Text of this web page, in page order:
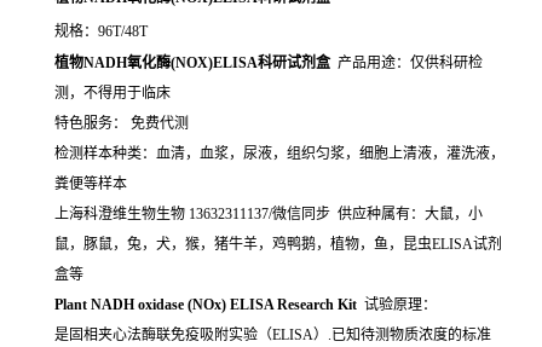
规格：96T/48T
植物NADH氧化酶(NOX)ELISA科研试剂盒 产品用途：仅供科研检
测，不得用于临床
特色服务： 免费代测
检测样本种类：血清，血浆，尿液，组织匀浆，细胞上清液，灌洗液，
粪便等样本
上海科澄维生物生物 13632311137/微信同步 供应种属有：大鼠，小
鼠，豚鼠，兔，犬，猴，猪牛羊，鸡鸭鹅，植物，鱼，昆虫ELISA试剂
盒等
Plant NADH oxidase (NOx) ELISA Research Kit 试验原理：
是固相夹心法酶联免疫吸附实验（ELISA）.已知待测物质浓度的标准